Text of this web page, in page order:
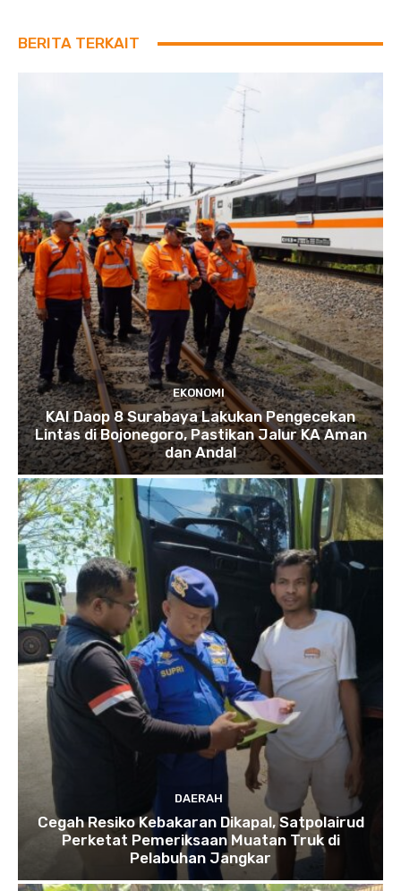
BERITA TERKAIT
EKONOMI
KAI Daop 8 Surabaya Lakukan Pengecekan
Lintas di Bojonegoro, Pastikan Jalur KA Aman
dan Andal
DAERAH
Cegah Resiko Kebakaran Dikapal, Satpolairud
Perketat Pemeriksaan Muatan Truk di
Pelabuhan Jangkar